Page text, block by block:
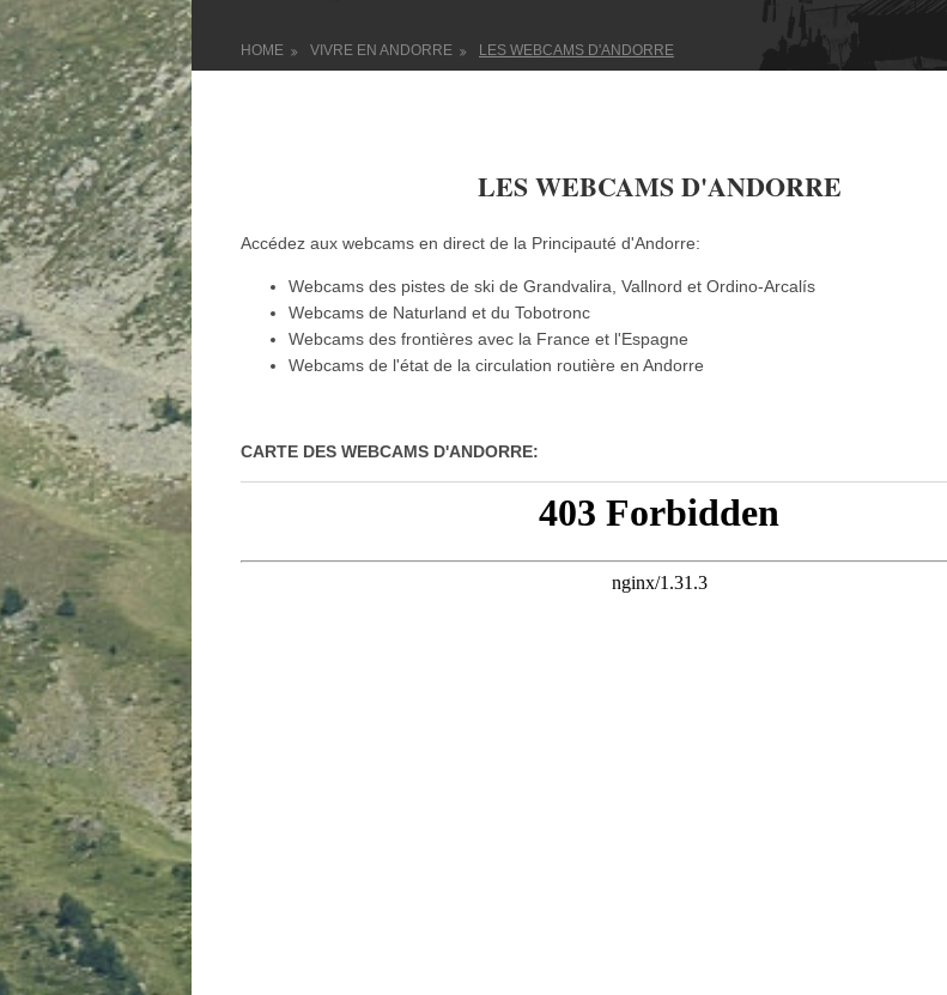
HOME VIVRE EN ANDORRE LES WEBCAMS D'ANDORRE
LES WEBCAMS D'ANDORRE
Accédez aux webcams en direct de la Principauté d'Andorre:
Webcams des pistes de ski de Grandvalira, Vallnord et Ordino-Arcalís
Webcams de Naturland et du Tobotronc
Webcams des frontières avec la France et l'Espagne
Webcams de l'état de la circulation routière en Andorre
CARTE DES WEBCAMS D'ANDORRE: